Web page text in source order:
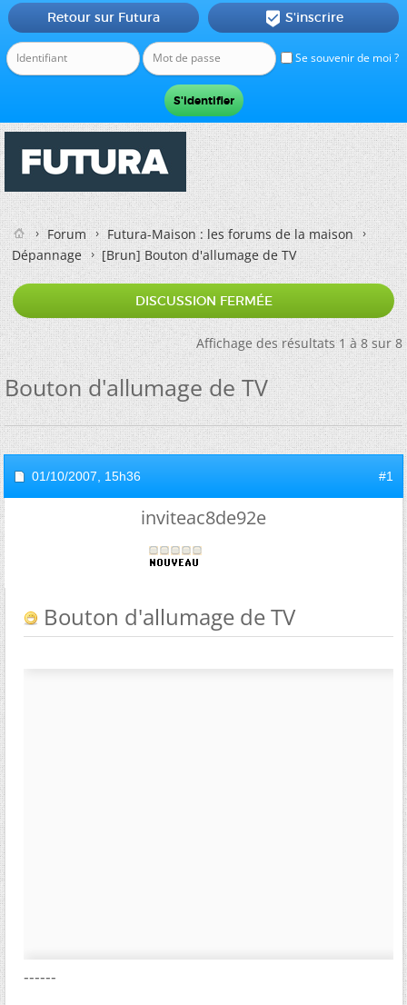
Se souvenir de moi ?
Retour sur Futura  S'inscrire
Forum
Futura-Maison : les forums de la maison
Dépannage
[Brun]Bouton d'allumage de TV
DISCUSSION FERMÉE
Affichage des résultats 1 à 8 sur 8
Bouton d'allumage de TV
01/10/2007, 15h36 #1
inviteac8de92e
Bouton d'allumage de TV
------